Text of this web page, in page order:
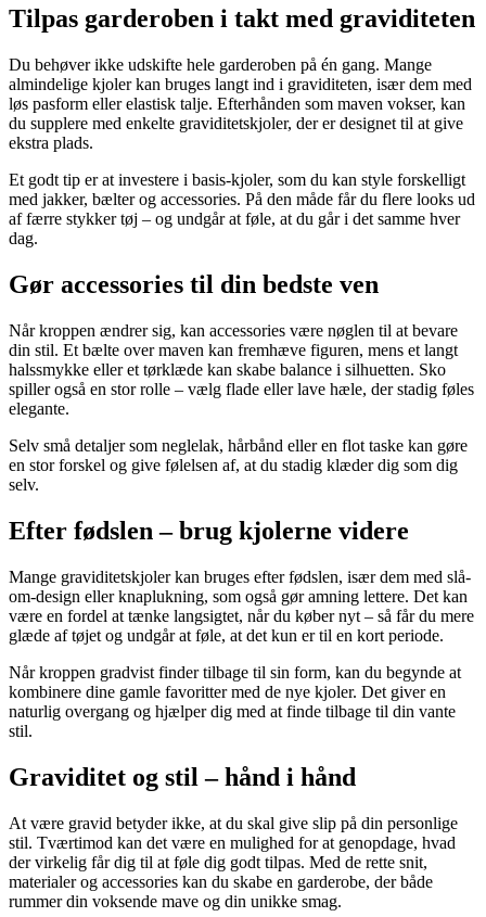
Tilpas garderoben i takt med graviditeten
Du behøver ikke udskifte hele garderoben på én gang. Mange
almindelige kjoler kan bruges langt ind i graviditeten, især dem med
løs pasform eller elastisk talje. Efterhånden som maven vokser, kan
du supplere med enkelte graviditetskjoler, der er designet til at give
ekstra plads.
Et godt tip er at investere i basis-kjoler, som du kan style forskelligt
med jakker, bælter og accessories. På den måde får du flere looks ud
af færre stykker tøj – og undgår at føle, at du går i det samme hver
dag.
Gør accessories til din bedste ven
Når kroppen ændrer sig, kan accessories være nøglen til at bevare
din stil. Et bælte over maven kan fremhæve figuren, mens et langt
halssmykke eller et tørklæde kan skabe balance i silhuetten. Sko
spiller også en stor rolle – vælg flade eller lave hæle, der stadig føles
elegante.
Selv små detaljer som neglelak, hårbånd eller en flot taske kan gøre
en stor forskel og give følelsen af, at du stadig klæder dig som dig
selv.
Efter fødslen – brug kjolerne videre
Mange graviditetskjoler kan bruges efter fødslen, især dem med slå-
om-design eller knaplukning, som også gør amning lettere. Det kan
være en fordel at tænke langsigtet, når du køber nyt – så får du mere
glæde af tøjet og undgår at føle, at det kun er til en kort periode.
Når kroppen gradvist finder tilbage til sin form, kan du begynde at
kombinere dine gamle favoritter med de nye kjoler. Det giver en
naturlig overgang og hjælper dig med at finde tilbage til din vante
stil.
Graviditet og stil – hånd i hånd
At være gravid betyder ikke, at du skal give slip på din personlige
stil. Tværtimod kan det være en mulighed for at genopdage, hvad
der virkelig får dig til at føle dig godt tilpas. Med de rette snit,
materialer og accessories kan du skabe en garderobe, der både
rummer din voksende mave og din unikke smag.